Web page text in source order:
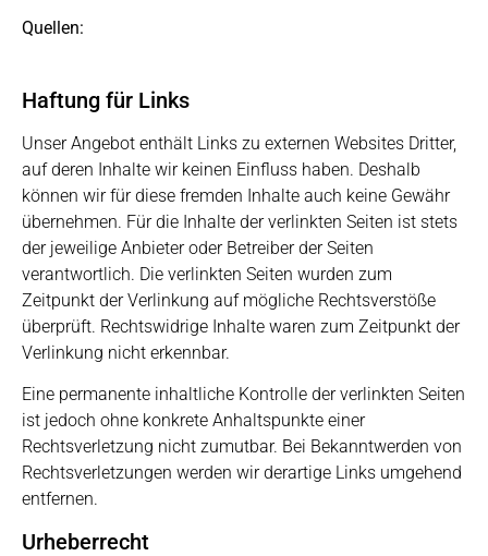
Quellen:
Haftung für Links
Unser Angebot enthält Links zu externen Websites Dritter,
auf deren Inhalte wir keinen Einfluss haben. Deshalb
können wir für diese fremden Inhalte auch keine Gewähr
übernehmen. Für die Inhalte der verlinkten Seiten ist stets
der jeweilige Anbieter oder Betreiber der Seiten
verantwortlich. Die verlinkten Seiten wurden zum
Zeitpunkt der Verlinkung auf mögliche Rechtsverstöße
überprüft. Rechtswidrige Inhalte waren zum Zeitpunkt der
Verlinkung nicht erkennbar.
Eine permanente inhaltliche Kontrolle der verlinkten Seiten
ist jedoch ohne konkrete Anhaltspunkte einer
Rechtsverletzung nicht zumutbar. Bei Bekanntwerden von
Rechtsverletzungen werden wir derartige Links umgehend
entfernen.
Urheberrecht